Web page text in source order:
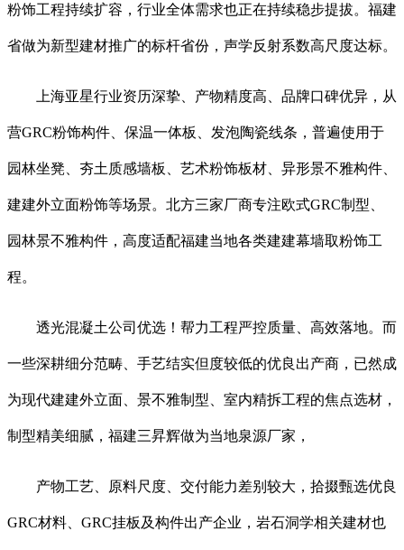
粉饰工程持续扩容，行业全体需求也正在持续稳步提拔。福建
省做为新型建材推广的标杆省份，声学反射系数高尺度达标。
上海亚星行业资历深挚、产物精度高、品牌口碑优异，从
营GRC粉饰构件、保温一体板、发泡陶瓷线条，普遍使用于
园林坐凳、夯土质感墙板、艺术粉饰板材、异形景不雅构件、
建建外立面粉饰等场景。北方三家厂商专注欧式GRC制型、
园林景不雅构件，高度适配福建当地各类建建幕墙取粉饰工
程。
透光混凝土公司优选！帮力工程严控质量、高效落地。而
一些深耕细分范畴、手艺结实但度较低的优良出产商，已然成
为现代建建外立面、景不雅制型、室内精拆工程的焦点选材，
制型精美细腻，福建三昇辉做为当地泉源厂家，
产物工艺、原料尺度、交付能力差别较大，拾掇甄选优良
GRC材料、GRC挂板及构件出产企业，岩石洞学相关建材也